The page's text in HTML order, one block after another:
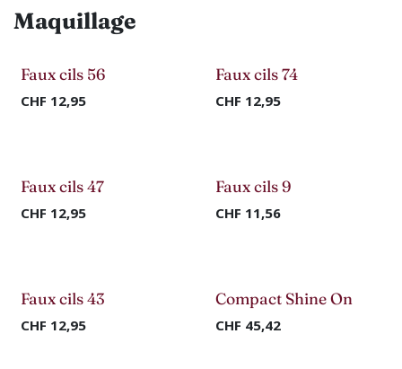
Maquillage
-50%
Faux cils 56
CHF 12,95
-50%
Faux cils 74
CHF 12,95
-50%
Faux cils 47
CHF 12,95
-50%
Faux cils 9
CHF 11,56
Nouveau !
Faux cils 43
CHF 12,95
-70%
Compact Shine On
CHF 45,42